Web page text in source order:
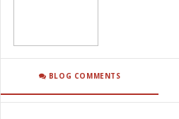
BLOG COMMENTS